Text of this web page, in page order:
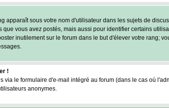
apparaît sous votre nom d'utilisateur dans les sujets de
vous avez postés, mais aussi pour identifier certains
inutilement sur le forum dans le but d'élever votre rang;
!
le formulaire d'e-mail intégré au forum (dans le cas où
anonymes.